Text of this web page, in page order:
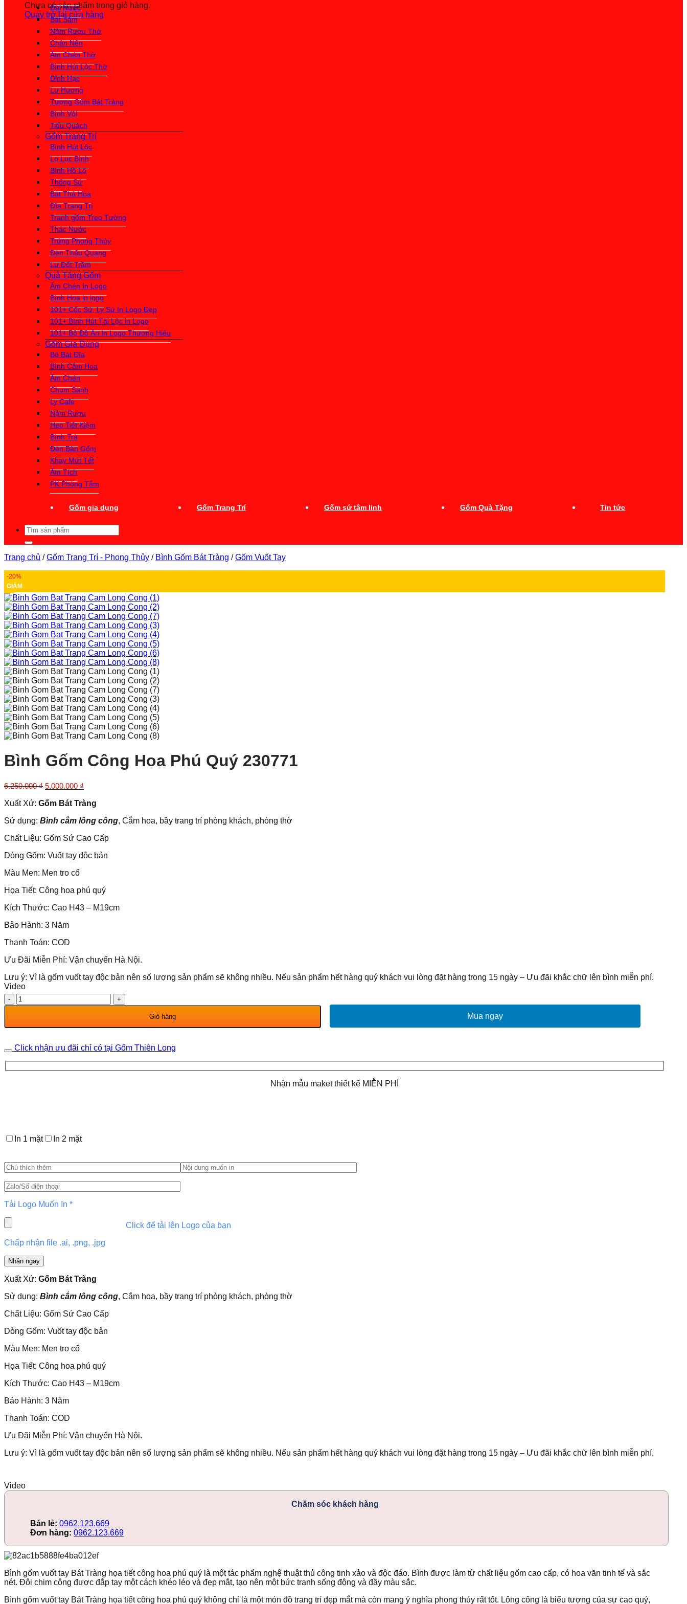
Chưa có sản phẩm trong giỏ hàng.
Quay trở lại cửa hàng
Đài Nước
Bát Sâm
Nậm Rượu Thờ
Chân Nến
Ấm Chén Thờ
Bình Hút Lộc Thờ
Đỉnh Hạc
Lư Hương
Tượng Gốm Bát Tràng
Bình Vôi
Tiểu Quách
Gốm Trang Trí
Bình Hút Lộc
Lọ Lục Bình
Bình Hồ Lô
Thống Sứ
Bát Thả Hoa
Đĩa Trang Trí
Tranh gốm Treo Tường
Thác Nước
Trứng Phong Thủy
Đèn Thấu Quang
Lư Đốt Trầm
Quà Tặng Gốm
Ấm Chén In Logo
Bình Hoa in logo
101+ Cốc Sứ, Ly Sứ In Logo Đẹp
101+ Bình Hút Tài Lộc in Logo
101+ Bộ Đồ Ăn In Logo Thương Hiệu
Gốm Gia Dụng
Bộ Bát Đĩa
Bình Cắm Hoa
Ấm Chén
Chum Sành
Ly Cafe
Nậm Rượu
Heo Tiết Kiệm
Bình Trà
Đèn Bàn Gốm
Khay Mứt Tết
Ấm Tích
PK Phòng Tắm
Gốm gia dụng Gốm Trang Trí Gốm sứ tâm linh Gốm Quà Tặng Tin tức
Tìm
kiếm:
Trang chủ / Gốm Trang Trí - Phong Thủy / Bình Gốm Bát Tràng / Gốm Vuốt Tay
-20%
GIẢM
Bình Gốm Công Hoa Phú Quý 230771
6.250.000₫ Giá
là:
5.000.000 ₫
tại
5.000.000 ₫.
Xuất Xứ: Gốm Bát Tràng
Sử dụng: Bình cắm lông công, Cắm hoa, bầy trang trí phòng khách, phòng thờ
Chất Liệu: Gốm Sứ Cao Cấp
Dòng Gốm: Vuốt tay độc bản
Màu Men: Men tro cổ
Họa Tiết: Công hoa phú quý
Kích Thước: Cao H43 – M19cm
Bảo Hành: 3 Năm
Thanh Toán: COD
Ưu Đãi Miễn Phí: Vận chuyển Hà Nội.
Lưu ý: Vì là gốm vuốt tay độc bản nên số lượng sản phẩm sẽ không nhiều. Nếu sản phẩm hết hàng quý khách vui lòng đặt hàng trong 15 ngày – Ưu đãi khắc chữ lên bình miễn phí.
Video
Bình
Gốm
Hoa
Quý
230771
số
lượng
Giỏ hàng Mua ngay
Click nhận ưu đãi chỉ có tại Gốm Thiên Long
Nhận mẫu maket thiết kế MIỄN PHÍ
In 1 mặt In 2 mặt
Tải Logo Muốn In *
Click để tải lên Logo của bạn
Chấp nhận file .ai, .png, .jpg
Xuất Xứ: Gốm Bát Tràng
Sử dụng: Bình cắm lông công, Cắm hoa, bầy trang trí phòng khách, phòng thờ
Chất Liệu: Gốm Sứ Cao Cấp
Dòng Gốm: Vuốt tay độc bản
Màu Men: Men tro cổ
Họa Tiết: Công hoa phú quý
Kích Thước: Cao H43 – M19cm
Bảo Hành: 3 Năm
Thanh Toán: COD
Ưu Đãi Miễn Phí: Vận chuyển Hà Nội.
Lưu ý: Vì là gốm vuốt tay độc bản nên số lượng sản phẩm sẽ không nhiều. Nếu sản phẩm hết hàng quý khách vui lòng đặt hàng trong 15 ngày – Ưu đãi khắc chữ lên bình miễn phí.
Video
Chăm sóc khách hàng
Bán lẻ: 0962.123.669
Đơn hàng: 0962.123.669
Bình gốm vuốt tay Bát Tràng họa tiết công hoa phú quý là một tác phẩm nghệ thuật thủ công tinh xảo và độc đáo. Bình được làm từ chất liệu gốm cao cấp, có hoa văn tinh tế và sắc
nét. Đôi chim công được đắp tay một cách khéo léo và đẹp mắt, tạo nên một bức tranh sống động và đầy màu sắc.
Bình gốm vuốt tay Bát Tràng họa tiết công hoa phú quý không chỉ là một món đồ trang trí đẹp mắt mà còn mang ý nghĩa phong thủy rất tốt. Lông công là biểu tượng của sự cao quý,